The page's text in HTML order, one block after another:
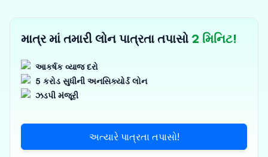
માત્ર માં તમારી લોન પાત્રતા તપાસો 2 મિનિટ!
આકર્ષક વ્યાજ દરો
5 કરોડ સુધીની અનસિક્યોર્ડ લોન
ઝડપી મંજૂરી
અત્યારે પાત્રતા તપાસો!